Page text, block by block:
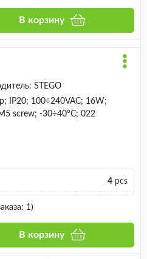
В корзину
STEGO
IP20; 100÷240VAC; 16W;
screw; -30÷40°C; 022
4 pcs
1)
В корзину